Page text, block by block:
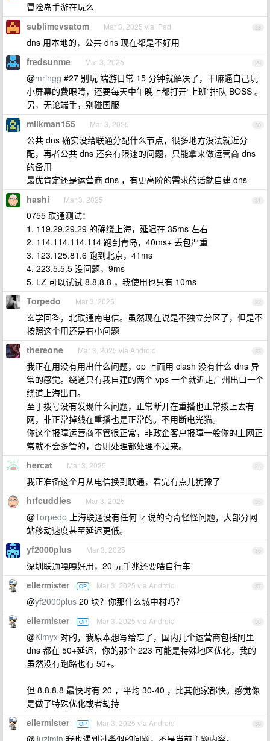
冒险岛手游在玩么
28
sublimevsatom Mar 3, 2025 via iPad
dns 用本地的，公共 dns 现在都是不好用
29
fredsunme Mar 3, 2025
@mringg #27 别玩 端游日常 15 分钟就解决了，干嘛逼自己玩
小屏幕的费眼睛，还要每天中午晚上都打开“上班”排队 BOSS 。
另，无论端手，别碰国服
30
milkman155 Mar 3, 2025
公共 dns 确实没给联通分配什么节点，很多地方没法就近分
配，再者公共 dns 还会有限速的问题，只能拿来做运营商 dns
的备用
最优肯定还是运营商 dns ，有更高阶的需求的话就自建 dns
31
hashi Mar 3, 2025
0755 联通测试：
1. 119.29.29.29 的确绕上海，延迟在 35ms 左右
2. 114.114.114.114 跑到青岛，40ms+ 丢包严重
3. 123.125.81.6 跑到北京，41ms
4. 223.5.5.5 没问题，9ms
5. LZ 可以试试 8.8.8.8 ，我使用也只有 10ms
32
Torpedo Mar 3, 2025
玄学回答，北联通南电信。虽然现在说是不独立分区了，但是不
按照这个用还是有小问题
33
thereone Mar 3, 2025 via Android
我正在用没有用出什么问题，op 上面用 clash 没有什么 dns 异
常的感觉。绕道只有我自建的两个 vps 一个就近走广州出口一个
绕道上海出口。
至于拨号没有发现什么问题，正常断开在重播也正常拨上去有
网，非正常掉线在重播也是正常的。不用断电光猫。
你这个报障运营商不管很正常，非政企客户报障一般你的上网正
常就不会多管的，否则处理都处理不过来。
34
hercat Mar 3, 2025
我正准备这个月从电信换到联通，看完有点儿犹豫了
35
htfcuddles Mar 3, 2025
@Torpedo 上海联通没有任何 lz 说的奇奇怪怪问题，大部分网
站移动速度甚至延迟更低。
36
yf2000plus Mar 3, 2025
深圳联通嘎嘎好用，20 元千兆还要啥自行车
37
ellermister OP Mar 3, 2025 via Android
@yf2000plus 20 块？你那什么城中村吗？
38
ellermister OP Mar 3, 2025 via Android
@Kimyx 对的，我原本想写给忘了，国内几个运营商包括阿里
dns 都在 50+延迟，你的那个 223 可能是特殊地区优化，我的
虽然没有跑路也有 50+。
但 8.8.8.8 最快时有 20 ，平均 30-40 ，比其他家都快。感觉像
是做了特殊优化或者劫持
39
ellermister OP Mar 3, 2025 via Android
@liuzimin 我也遇到过类似的问题，不是当前主题内容。